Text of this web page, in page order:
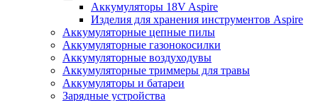
Аккумуляторы 18V Aspire
Изделия для хранения инструментов Aspire
Аккумуляторные цепные пилы
Аккумуляторные газонокосилки
Аккумуляторные воздуходувы
Аккумуляторные триммеры для травы
Аккумуляторы и батареи
Зарядные устройства